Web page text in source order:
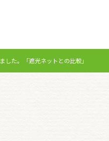
した。「遮光ネットとの比較」